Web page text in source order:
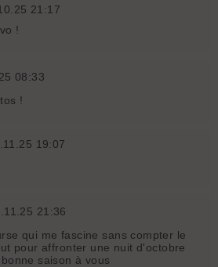
21:17
!
08:33
!
19:07
21:36
qui me fascine sans compter le
pour affronter une nuit d'octobre
saison à vous